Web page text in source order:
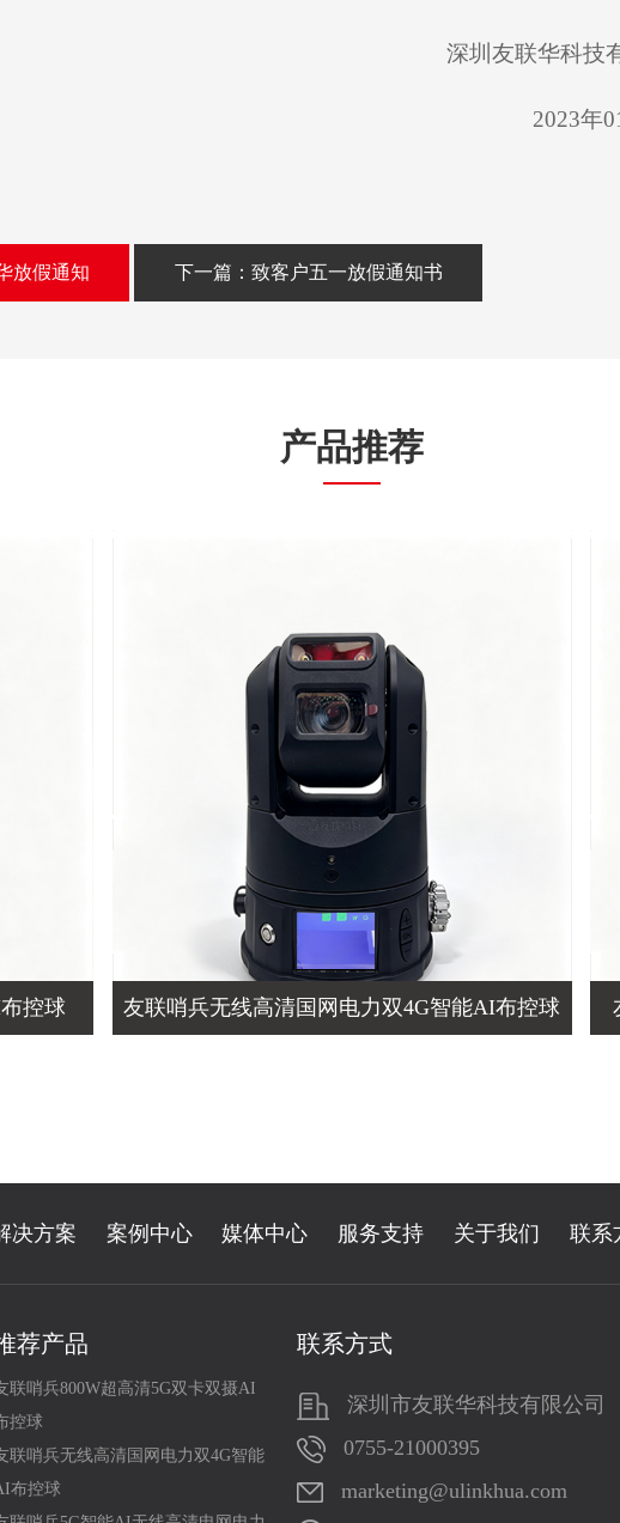
深圳友联华科技
2023年
放假通知 下一篇：致客户五一放假通知书
产品推荐
控球 友联哨兵无线高清国网电力双4G智能AI布控球
决方案 案例中心 媒体中心 服务支持 关于我们 联系
荐产品
联哨兵800W超高清5G双卡双摄AI
控球
联哨兵无线高清国网电力双4G智能
布控球
联系方式
深圳市友联华科技有限公司
0755-21000395
marketing@ulinkhua.com